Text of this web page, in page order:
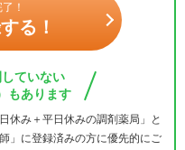
！
る！
ていない
もあります
休み＋平日休みの調剤薬局」と
」に登録済みの方に優先的にご